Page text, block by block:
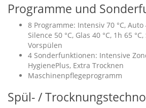
Programme und
8 Programme: Intensiv 70 °C, Auto
Silence 50 °C, Glas 40 °C, 1h 65
Vorspülen
4 Sonderfunktionen: Intensive
HygienePlus, Extra Trocknen
Maschinenpflegeprogramm
Spül- /